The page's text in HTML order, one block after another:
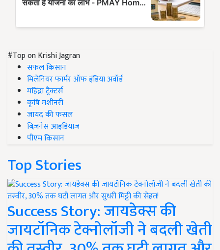
#Top on Krishi Jagran
सफल किसान
मिलेनियर फार्मर ऑफ इंडिया अवॉर्ड
महिंद्रा ट्रैक्टर्स
कृषि मशीनरी
जायद की फसल
बिज़नेस आइडियाज
पीएम किसान
Top Stories
Success Story: जायडेक्स की
जायटॉनिक टेक्नोलॉजी ने बदली खेती